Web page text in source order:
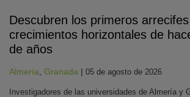
Descubren los primeros
crecimientos horizontales de
de años
Almería Granada | 05 de agosto de 2026
Investigadores de las universidades de Almería y